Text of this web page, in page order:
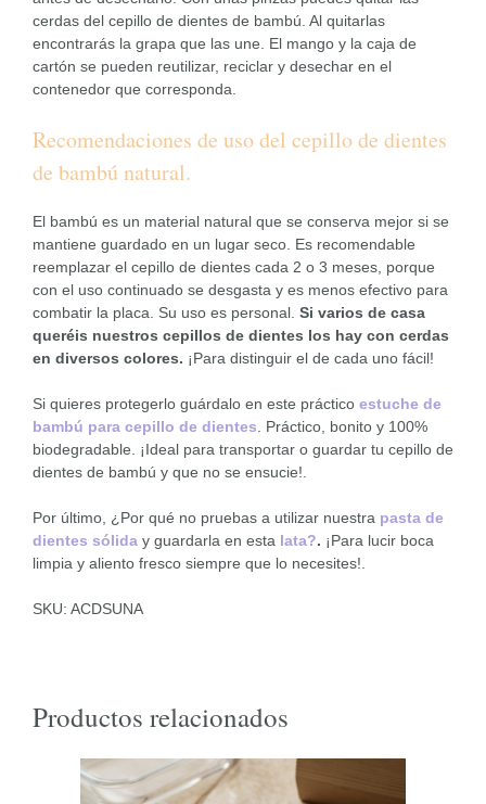
cerdas del cepillo de dientes de bambú. Al quitarlas
encontrarás la grapa que las une. El mango y la caja de
cartón se pueden reutilizar, reciclar y desechar en el
contenedor que corresponda.
Recomendaciones de uso del cepillo de dientes
de bambú natural.
El bambú es un material natural que se conserva mejor si se
mantiene guardado en un lugar seco. Es recomendable
reemplazar el cepillo de dientes cada 2 o 3 meses, porque
con el uso continuado se desgasta y es menos efectivo para
combatir la placa. Su uso es personal. Si varios de casa
queréis nuestros cepillos de dientes los hay con cerdas
en diversos colores. ¡Para distinguir el de cada uno fácil!
Si quieres protegerlo guárdalo en este práctico estuche de
bambú para cepillo de dientes. Práctico, bonito y 100%
biodegradable. ¡Ideal para transportar o guardar tu cepillo de
dientes de bambú y que no se ensucie!.
Por último, ¿Por qué no pruebas a utilizar nuestra pasta de
dientes sólida y guardarla en esta lata?. ¡Para lucir boca
limpia y aliento fresco siempre que lo necesites!.
SKU: ACDSUNA
Productos relacionados